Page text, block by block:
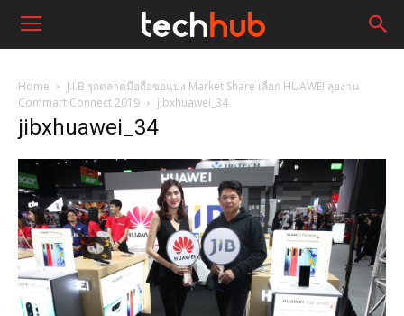
Home
J.I.B รุกตลาดมือถือขอแบ่ง Market Share เลือก HUAWEI ลุยงาน
Commart Connect 2019
jibxhuawei_34
jibxhuawei_34